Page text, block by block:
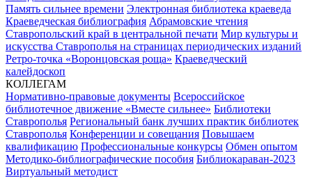
Память сильнее времени Электронная библиотека краеведа
Краеведческая библиография Абрамовские чтения
Ставропольский край в центральной печати Мир культуры и
искусства Ставрополья на страницах периодических изданий
Ретро-точка «Воронцовская роща» Краеведческий
калейдоскоп
КОЛЛЕГАМ
Нормативно-правовые документы Всероссийское
библиотечное движение «Вместе сильнее» Библиотеки
Ставрополья Региональный банк лучших практик библиотек
Ставрополья Конференции и совещания Повышаем
квалификацию Профессиональные конкурсы Обмен опытом
Методико-библиографические пособия Библиокараван-2023
Виртуальный методист